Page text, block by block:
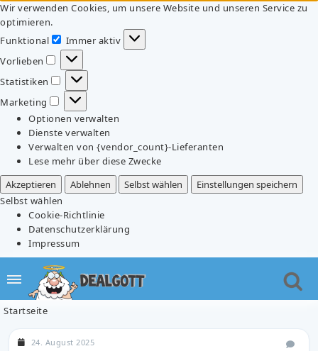
Wir verwenden Cookies, um unsere Website und unseren Service zu
optimieren.
Funktional
Funktional
Immer aktiv
Vorlieben
Vorlieben
Statistiken
Statistiken
Marketing
Marketing
Optionen verwalten
Dienste verwalten
Verwalten von {vendor_count}-Lieferanten
Lese mehr über diese Zwecke
Akzeptieren
Ablehnen Selbst wählen
Einstellungen speichern
Selbst wählen
Cookie-Richtlinie
Datenschutzerklärung
Impressum
Startseite
24. August 2025